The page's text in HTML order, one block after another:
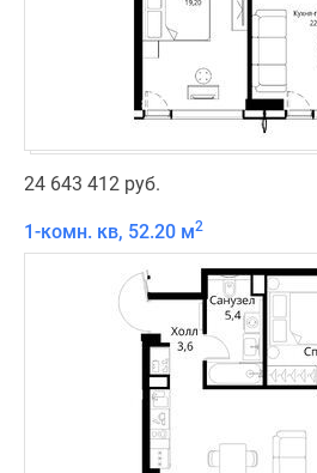
24 643 412 руб.
1-комн. кв, 52.20 м2